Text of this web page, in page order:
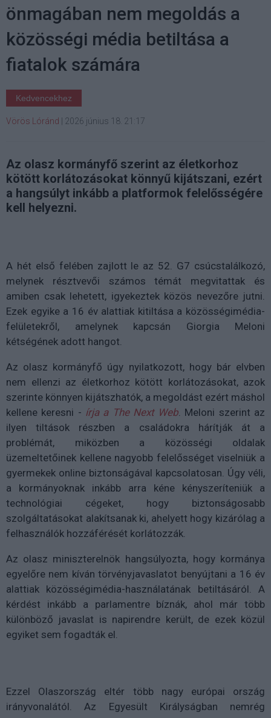
önmagában nem megoldás a
közösségi média betiltása a
fiatalok számára
Kedvencekhez
Vörös Lóránd 2026 június 18. 21:17
Az olasz kormányfő szerint az életkorhoz
kötött korlátozásokat könnyű kijátszani, ezért
a hangsúlyt inkább a platformok felelősségére
kell helyezni.
A hét első felében zajlott le az 52. G7 csúcstalálkozó,
melynek résztvevői számos témát megvitattak és
amiben csak lehetett, igyekeztek közös nevezőre jutni.
Ezek egyike a 16 év alattiak kitiltása a közösségimédia-
felületekről, amelynek kapcsán Giorgia Meloni
kétségének adott hangot.
Az olasz kormányfő úgy nyilatkozott, hogy bár elvben
nem ellenzi az életkorhoz kötött korlátozásokat, azok
szerinte könnyen kijátszhatók, a megoldást ezért máshol
kellene keresni - írja a The Next Web. Meloni szerint az
ilyen tiltások részben a családokra hárítják át a
problémát, miközben a közösségi oldalak
üzemeltetőinek kellene nagyobb felelősséget viselniük a
gyermekek online biztonságával kapcsolatosan. Úgy véli,
a kormányoknak inkább arra kéne kényszeríteniük a
technológiai cégeket, hogy biztonságosabb
szolgáltatásokat alakítsanak ki, ahelyett hogy kizárólag a
felhasználók hozzáférését korlátozzák.
Az olasz miniszterelnök hangsúlyozta, hogy kormánya
egyelőre nem kíván törvényjavaslatot benyújtani a 16 év
alattiak közösségimédia-használatának betiltásáról. A
kérdést inkább a parlamentre bíznák, ahol már több
különböző javaslat is napirendre került, de ezek közül
egyiket sem fogadták el.
Ezzel Olaszország eltér több nagy európai ország
irányvonalától. Az Egyesült Királyságban nemrég